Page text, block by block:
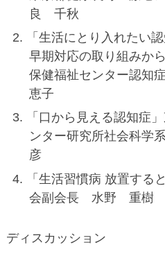
良 千秋
「生活にとり入れたい
早期対応の取り組みか
保健福祉センター認
恵子
「口から見える認知症
ンター研究所社会科
彦
「生活習慣病 放置する
会副会長 水野 重樹
ディスカッション